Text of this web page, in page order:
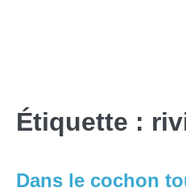
Étiquette :
Dans le cochon